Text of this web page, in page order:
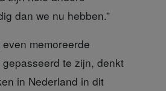
dan we nu hebben.”
memoreerde
te zijn, denkt
in Nederland in dit